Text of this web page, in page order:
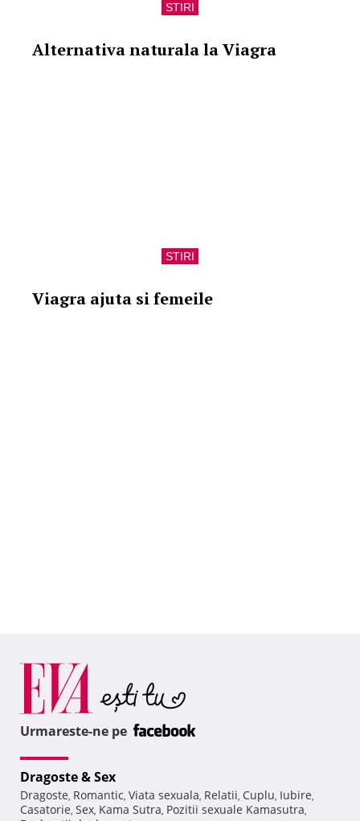
STIRI
Alternativa naturala la Viagra
STIRI
Viagra ajuta si femeile
Urmareste-ne pe
Dragoste & Sex
Dragoste, Romantic, Viata sexuala, Relatii, Cuplu, Iubire,
Casatorie, Sex, Kama Sutra, Pozitii sexuale Kamasutra,